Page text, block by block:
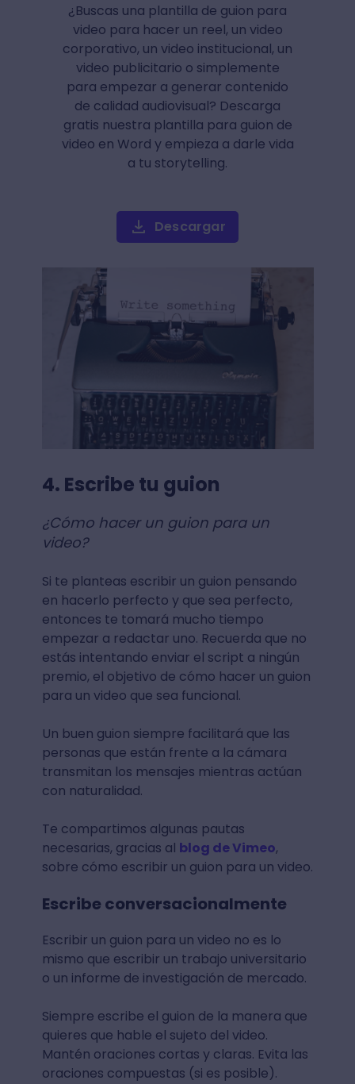
¿Buscas una plantilla de guion para
video para hacer un reel, un video
corporativo, un video institucional, un
video publicitario o simplemente
para empezar a generar contenido
de calidad audiovisual? Descarga
gratis nuestra plantilla para guion de
video en Word y empieza a darle vida
a tu storytelling.
Descargar
4. Escribe tu guion
¿Cómo hacer un guion para un
video?
Si te planteas escribir un guion pensando
en hacerlo perfecto y que sea perfecto,
entonces te tomará mucho tiempo
empezar a redactar uno. Recuerda que no
estás intentando enviar el script a ningún
premio, el objetivo de cómo hacer un guion
para un video que sea funcional.
Un buen guion siempre facilitará que las
personas que están frente a la cámara
transmitan los mensajes mientras actúan
con naturalidad.
Te compartimos algunas pautas
necesarias, gracias al blog de Vimeo,
sobre cómo escribir un guion para un video.
Escribe conversacionalmente
Escribir un guion para un video no es lo
mismo que escribir un trabajo universitario
o un informe de investigación de mercado.
Siempre escribe el guion de la manera que
quieres que hable el sujeto del video.
Mantén oraciones cortas y claras. Evita las
oraciones compuestas (si es posible).